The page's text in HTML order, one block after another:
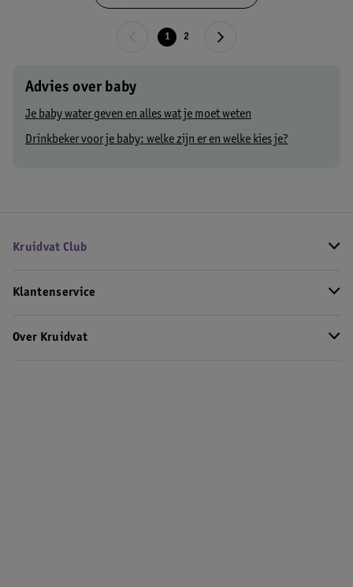
1 2
Advies over baby
Je baby water geven en alles wat je moet weten
Drinkbeker voor je baby: welke zijn er en welke kies je?
Kruidvat Club
Klantenservice
Over Kruidvat